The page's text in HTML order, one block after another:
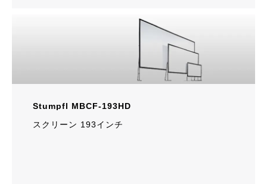
Stumpfl MBCF-193HD
スクリーン 193インチ